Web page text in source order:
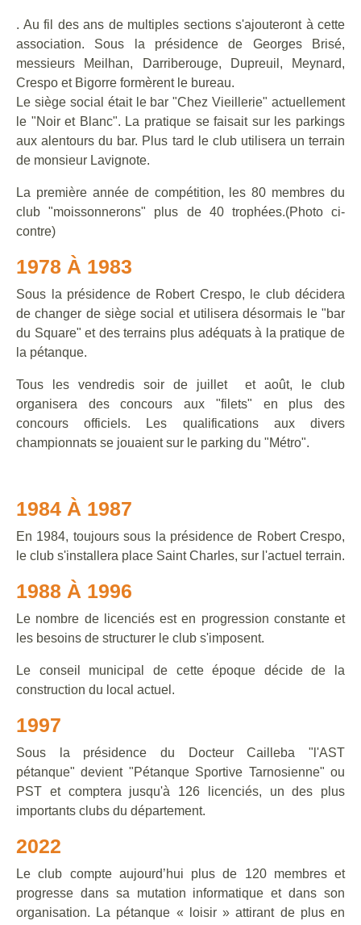
. Au fil des ans de multiples sections s'ajouteront à cette
association. Sous la présidence de Georges Brisé,
messieurs Meilhan, Darriberouge, Dupreuil, Meynard,
Crespo et Bigorre formèrent le bureau.
Le siège social était le bar "Chez Vieillerie" actuellement
le "Noir et Blanc". La pratique se faisait sur les parkings
aux alentours du bar. Plus tard le club utilisera un terrain
de monsieur Lavignote.
La première année de compétition, les 80 membres du
club "moissonnerons" plus de 40 trophées.(Photo ci-
contre)
1978 À 1983
Sous la présidence de Robert Crespo, le club décidera
de changer de siège social et utilisera désormais le "bar
du Square" et des terrains plus adéquats à la pratique de
la pétanque.
Tous les vendredis soir de juillet et août, le club
organisera des concours aux "filets" en plus des
concours officiels. Les qualifications aux divers
championnats se jouaient sur le parking du "Métro".
1984 À 1987
En 1984, toujours sous la présidence de Robert Crespo,
le club s'installera place Saint Charles, sur l'actuel terrain.
1988 À 1996
Le nombre de licenciés est en progression constante et
les besoins de structurer le club s'imposent.
Le conseil municipal de cette époque décide de la
construction du local actuel.
1997
Sous la présidence du Docteur Cailleba "l'AST
pétanque" devient "Pétanque Sportive Tarnosienne" ou
PST et comptera jusqu'à 126 licenciés, un des plus
importants clubs du département.
2022
Le club compte aujourd’hui plus de 120 membres et
progresse dans sa mutation informatique et dans son
organisation. La pétanque « loisir » attirant de plus en